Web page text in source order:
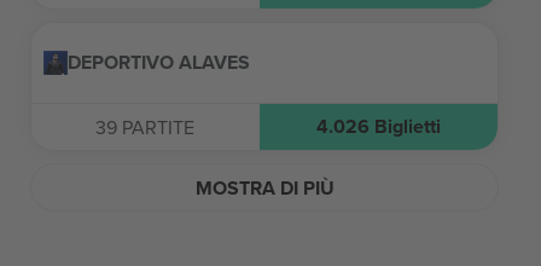
DEPORTIVO ALAVES
39 PARTITE 4.026 Biglietti
MOSTRA DI PIÙ